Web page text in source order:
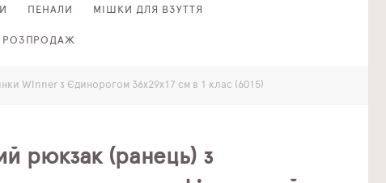
ПЕНАЛИ МІШКИ ДЛЯ ВЗУТТЯ
РОЗПРОДАЖ
Winner з Єдинорогом 36х29х17 см в 1 клас (6015)
рюкзак (ранець) з